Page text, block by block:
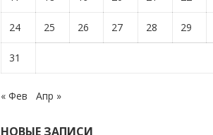
24 25 26 27 28 29
31
« Фев Апр »
НОВЫЕ ЗАПИСИ